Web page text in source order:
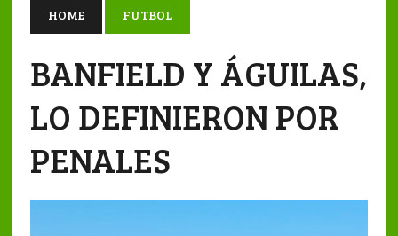
HOME FUTBOL
BANFIELD Y ÁGUILAS,
LO DEFINIERON POR
PENALES